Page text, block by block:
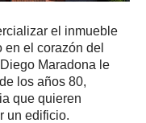
el inmueble
el corazón del
Maradona le
los años 80,
que quieren
un edificio.